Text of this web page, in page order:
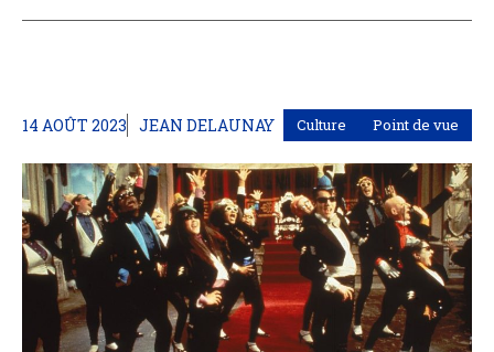
14 AOÛT 2023 JEAN DELAUNAY Culture Point de vue